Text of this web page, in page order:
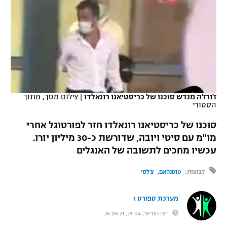
רץ ברשת
תוצאות
לוח שידורים
ברחבה
"מעל הליגה" – פודקאסט
נבחרת ישראל
מכבי תל אביב
הפועל תל אביב
הפועל חיפה
בני יהודה
ליגה ספרדית
ליגה צרפתית
ליגה הולנדית
ליגה טורקית
ליגה ברזילאית
ליגות נוספות
כדורסל נשים
דני אבדיה
יורוליג
שחייה
ג'ודו
אגרוף
ספורט אולימפי
UFC
ז'ורז'ה מנדש סוכנו של כריסטיאנו רונאלדו | צילום מסך, מתוך
הסטורי
סוכנו של כריסטיאנו רונאלדו חזר לפורטוגל אחרי
מו"מ עם סיטי ויובה, שדורשת כ-30 מיליון יורו.
עכשיו מחכים לתשובה של האנגלים
קבוצות: טוטנהאם צ'לסי
מערכת ספורט 1
יום חמישי, 23:04, 26.08.21